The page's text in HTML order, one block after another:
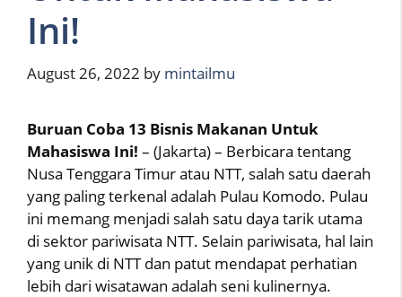
Ini!
August 26, 2022 by mintailmu
Buruan Coba 13 Bisnis Makanan Untuk
Mahasiswa Ini! – (Jakarta) – Berbicara tentang
Nusa Tenggara Timur atau NTT, salah satu daerah
yang paling terkenal adalah Pulau Komodo. Pulau
ini memang menjadi salah satu daya tarik utama
di sektor pariwisata NTT. Selain pariwisata, hal lain
yang unik di NTT dan patut mendapat perhatian
lebih dari wisatawan adalah seni kulinernya.